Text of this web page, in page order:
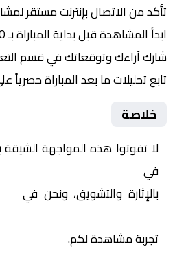
تأكد من الاتصال بإنترنت مستقر
ابدأ المشاهدة قبل بداية المباراة بـ 10 دقائق
شارك آراءك وتوقعاتك في قسم
تابع تحليلات ما بعد المباراة حصرياً
خلاصة
لا تفوتوا هذه المواجهة الشيقة
في
بالإثارة والتشويق، ونحن في
تجربة مشاهدة لكم.